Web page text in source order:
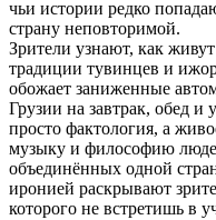
чьи истории редко
страну неповторимой.
Зрители узнают, как
традиции тувинцев и
обожает заниженные
Грузии на завтрак, обед
просто фактология, а
музыку и философию
объединённых одной
иронией раскрывают
которого не встретишь в